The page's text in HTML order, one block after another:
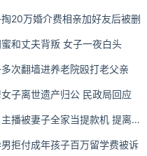
20万婚介费相亲加好友后被删
和丈夫背叛 女子一夜白头
次翻墙进养老院殴打老父亲
子离世遗产归公 民政局回应
播被妻子全家当提款机 提离婚
拒付成年孩子百万留学费被诉